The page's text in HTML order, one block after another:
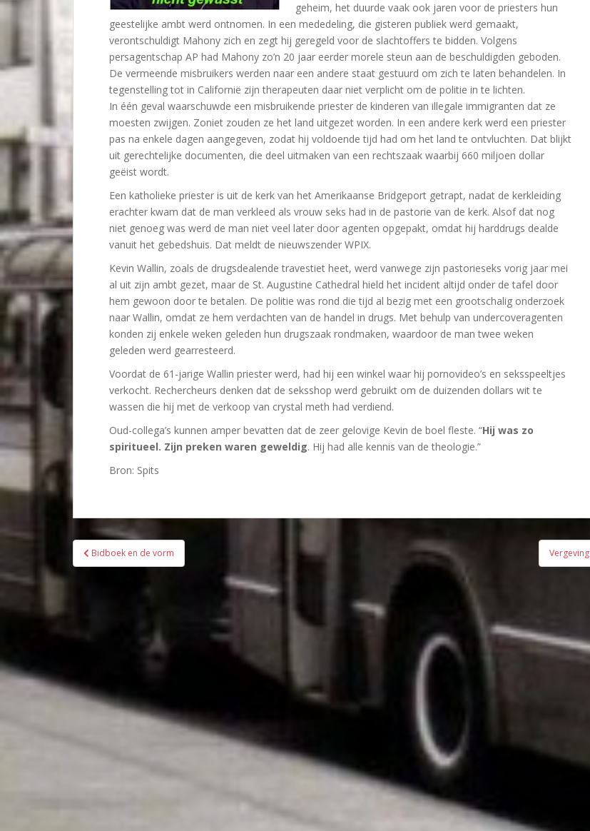
geheim, het duurde vaak ook jaren voor de priesters hun
geestelijke ambt werd ontnomen. In een mededeling, die gisteren publiek werd gemaakt,
verontschuldigt Mahony zich en zegt hij geregeld voor de slachtoffers te bidden. Volgens
persagentschap AP had Mahony zo’n 20 jaar eerder morele steun aan de beschuldigden geboden.
De vermeende misbruikers werden naar een andere staat gestuurd om zich te laten behandelen. In
tegenstelling tot in Californië zijn therapeuten daar niet verplicht om de politie in te lichten.
In één geval waarschuwde een misbruikende priester de kinderen van illegale immigranten dat ze
moesten zwijgen. Zoniet zouden ze het land uitgezet worden. In een andere kerk werd een priester
pas na enkele dagen aangegeven, zodat hij voldoende tijd had om het land te ontvluchten. Dat blijkt
uit gerechtelijke documenten, die deel uitmaken van een rechtszaak waarbij 660 miljoen dollar
geëist wordt.
Een katholieke priester is uit de kerk van het Amerikaanse Bridgeport getrapt, nadat de kerkleiding
erachter kwam dat de man verkleed als vrouw seks had in de pastorie van de kerk. Alsof dat nog
niet genoeg was werd de man niet veel later door agenten opgepakt, omdat hij harddrugs dealde
vanuit het gebedshuis. Dat meldt de nieuwszender WPIX.
Kevin Wallin, zoals de drugsdealende travestiet heet, werd vanwege zijn pastorieseks vorig jaar mei
al uit zijn ambt gezet, maar de St. Augustine Cathedral hield het incident altijd onder de tafel door
hem gewoon door te betalen. De politie was rond die tijd al bezig met een grootschalig onderzoek
naar Wallin, omdat ze hem verdachten van de handel in drugs. Met behulp van undercoveragenten
konden zij enkele weken geleden hun drugszaak rondmaken, waardoor de man twee weken
geleden werd gearresteerd.
Voordat de 61-jarige Wallin priester werd, had hij een winkel waar hij pornovideo’s en seksspeeltjes
verkocht. Rechercheurs denken dat de seksshop werd gebruikt om de duizenden dollars wit te
wassen die hij met de verkoop van crystal meth had verdiend.
Oud-collega’s kunnen amper bevatten dat de zeer gelovige Kevin de boel fleste. “Hij was zo
spiritueel. Zijn preken waren geweldig. Hij had alle kennis van de theologie.”
Bron: Spits
Bericht
navigatie
Bidboek en de vorm Vergeving